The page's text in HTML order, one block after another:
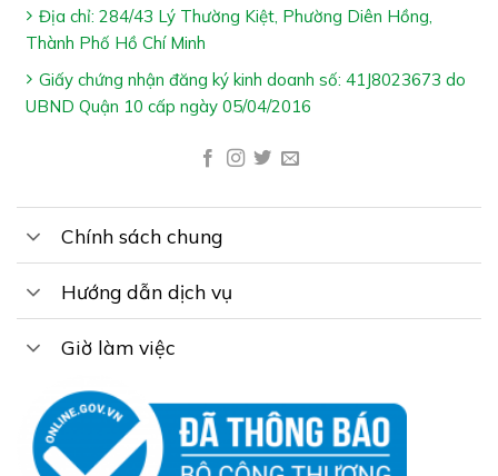
Hỗ trợ bổ thận, tráng dương
Giúp tăng cường chức năng sinh lý phái mạnh, làm
chậm quá trình mãn dục nam
Địa chỉ: 284/43 Lý Thường Kiệt, Phường Diên Hồng,
Thành Phố Hồ Chí Minh
Giấy chứng nhận đăng ký kinh doanh số: 41J8023673 do
UBND Quận 10 cấp ngày 05/04/2016
Chính sách chung
Hướng dẫn dịch vụ
Giờ làm việc